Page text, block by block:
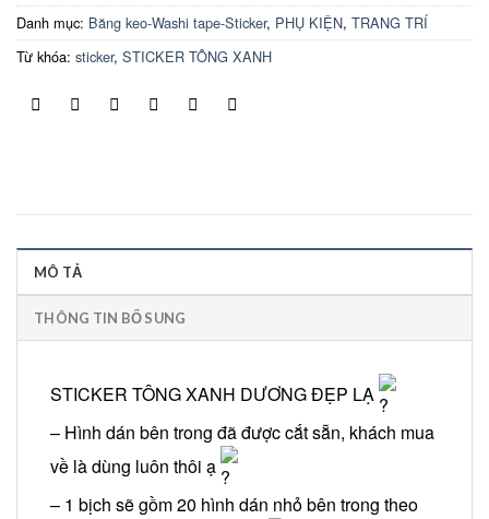
Danh mục: Băng keo-Washi tape-Sticker, PHỤ KIỆN, TRANG TRÍ
Từ khóa: sticker, STICKER TÔNG XANH
MÔ TẢ
THÔNG TIN BỔ SUNG
STICKER TÔNG XANH DƯƠNG ĐẸP LẠ
– Hình dán bên trong đã được cắt sẵn, khách mua
về là dùng luôn thôi ạ
– 1 bịch sẽ gồm 20 hình dán nhỏ bên trong theo